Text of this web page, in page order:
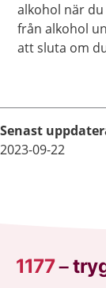
alkohol när
från alkohol
att sluta om
Senast
2023-09-22
1177–